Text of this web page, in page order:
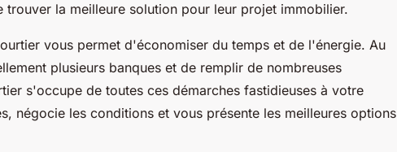
trouver la meilleure solution pour leur projet immobilier.
vous permet d'économiser du temps et de l'énergie. Au
plusieurs banques et de remplir de nombreuses
s'occupe de toutes ces démarches fastidieuses à votre
négocie les conditions et vous présente les meilleures options